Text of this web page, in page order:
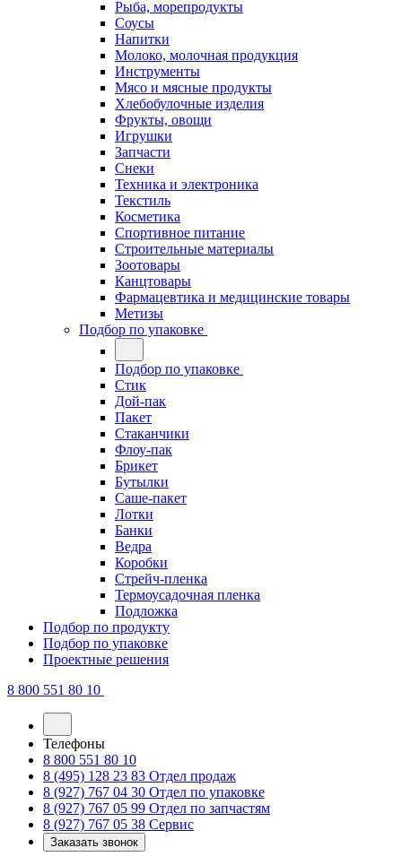
Рыба, морепродукты
Соусы
Напитки
Молоко, молочная продукция
Инструменты
Мясо и мясные продукты
Хлебобулочные изделия
Фрукты, овощи
Игрушки
Запчасти
Снеки
Техника и электроника
Текстиль
Косметика
Спортивное питание
Строительные материалы
Зоотовары
Канцтовары
Фармацевтика и медицинские товары
Метизы
Подбор по упаковке
Подбор по упаковке
Стик
Дой-пак
Пакет
Стаканчики
Флоу-пак
Брикет
Бутылки
Саше-пакет
Лотки
Банки
Ведра
Коробки
Стрейч-пленка
Термоусадочная пленка
Подложка
Подбор по продукту
Подбор по упаковке
Проектные решения
8 800 551 80 10
Телефоны
8 800 551 80 10
8 (495) 128 23 83 Отдел продаж
8 (927) 767 04 30 Отдел по упаковке
8 (927) 767 05 99 Отдел по запчастям
8 (927) 767 05 38 Сервис
Заказать звонок